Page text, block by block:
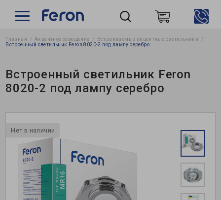
Пошук
Главная Акцентное освещение
Встраиваемые акцентные светильники
Встроенный светильник Feron 8020-2 под лампу серебро
Встроенный светильник Feron
8020-2 под лампу серебро
Нет в наличии